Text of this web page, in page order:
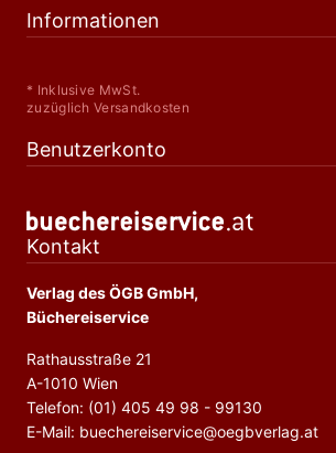
Informationen
* Inklusive MwSt.
zuzüglich Versandkosten
Benutzerkonto
Kontakt
Verlag des ÖGB GmbH,
Büchereiservice
Rathausstraße 21
A-1010 Wien
Telefon: (01) 405 49 98 - 99130
E-Mail: buechereiservice@oegbverlag.at